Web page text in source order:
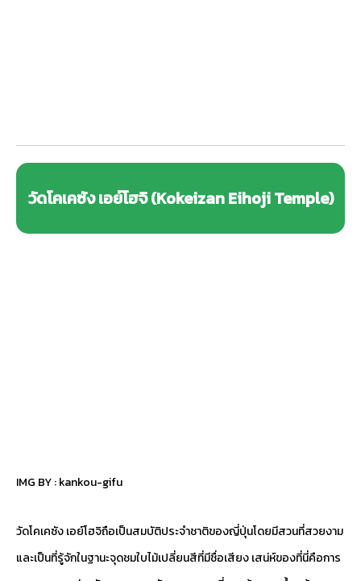
วัดโคเคซัง เอย์โฮจิ (Kokeizan Eihoji Temple)
IMG BY :kankou-gifu
วัดโคเคซัง เอย์โฮจิถือเป็นสมบัติประจำชาติของญี่ปุ่นโดยมีสวนที่สวยงาม
และเป็นที่รู้จักในฐานะจุดชมใบไม้เปลี่ยนสีที่มีชื่อเสียง เสน่ห์ของที่นี่คือการ